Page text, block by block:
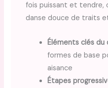
fois puissant et tendre,
danse douce de traits
Éléments clés du
formes de base
aisance
Étapes